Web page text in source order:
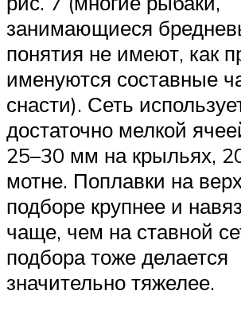
занимающиеся
понятия не имеют, как
именуются составные
снасти). Сеть
достаточно мелкой
25–30 мм на крыльях,
мотне. Поплавки на
подборе крупнее и
чаще, чем на ставной
подбора тоже делается
значительно тяжелее.